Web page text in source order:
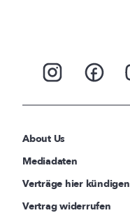
About Us
Mediadaten
Verträge hier kündigen
Vertrag widerrufen